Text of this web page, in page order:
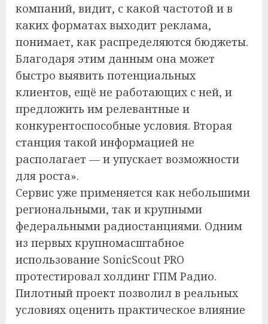
компаний, видит, с какой частотой и в
каких форматах выходит реклама,
понимает, как распределяются бюджеты.
Благодаря этим данным она может
быстро выявить потенциальных
клиентов, ещё не работающих с ней, и
предложить им релевантные и
конкурентоспособные условия. Вторая
станция такой информацией не
располагает — и упускает возможности
для роста».
Сервис уже применяется как небольшими
региональными, так и крупными
федеральными радиостанциями. Одним
из первых крупномасштабное
использование SonicScout PRO
протестировал холдинг ГПМ Радио.
Пилотный проект позволил в реальных
условиях оценить практическое влияние